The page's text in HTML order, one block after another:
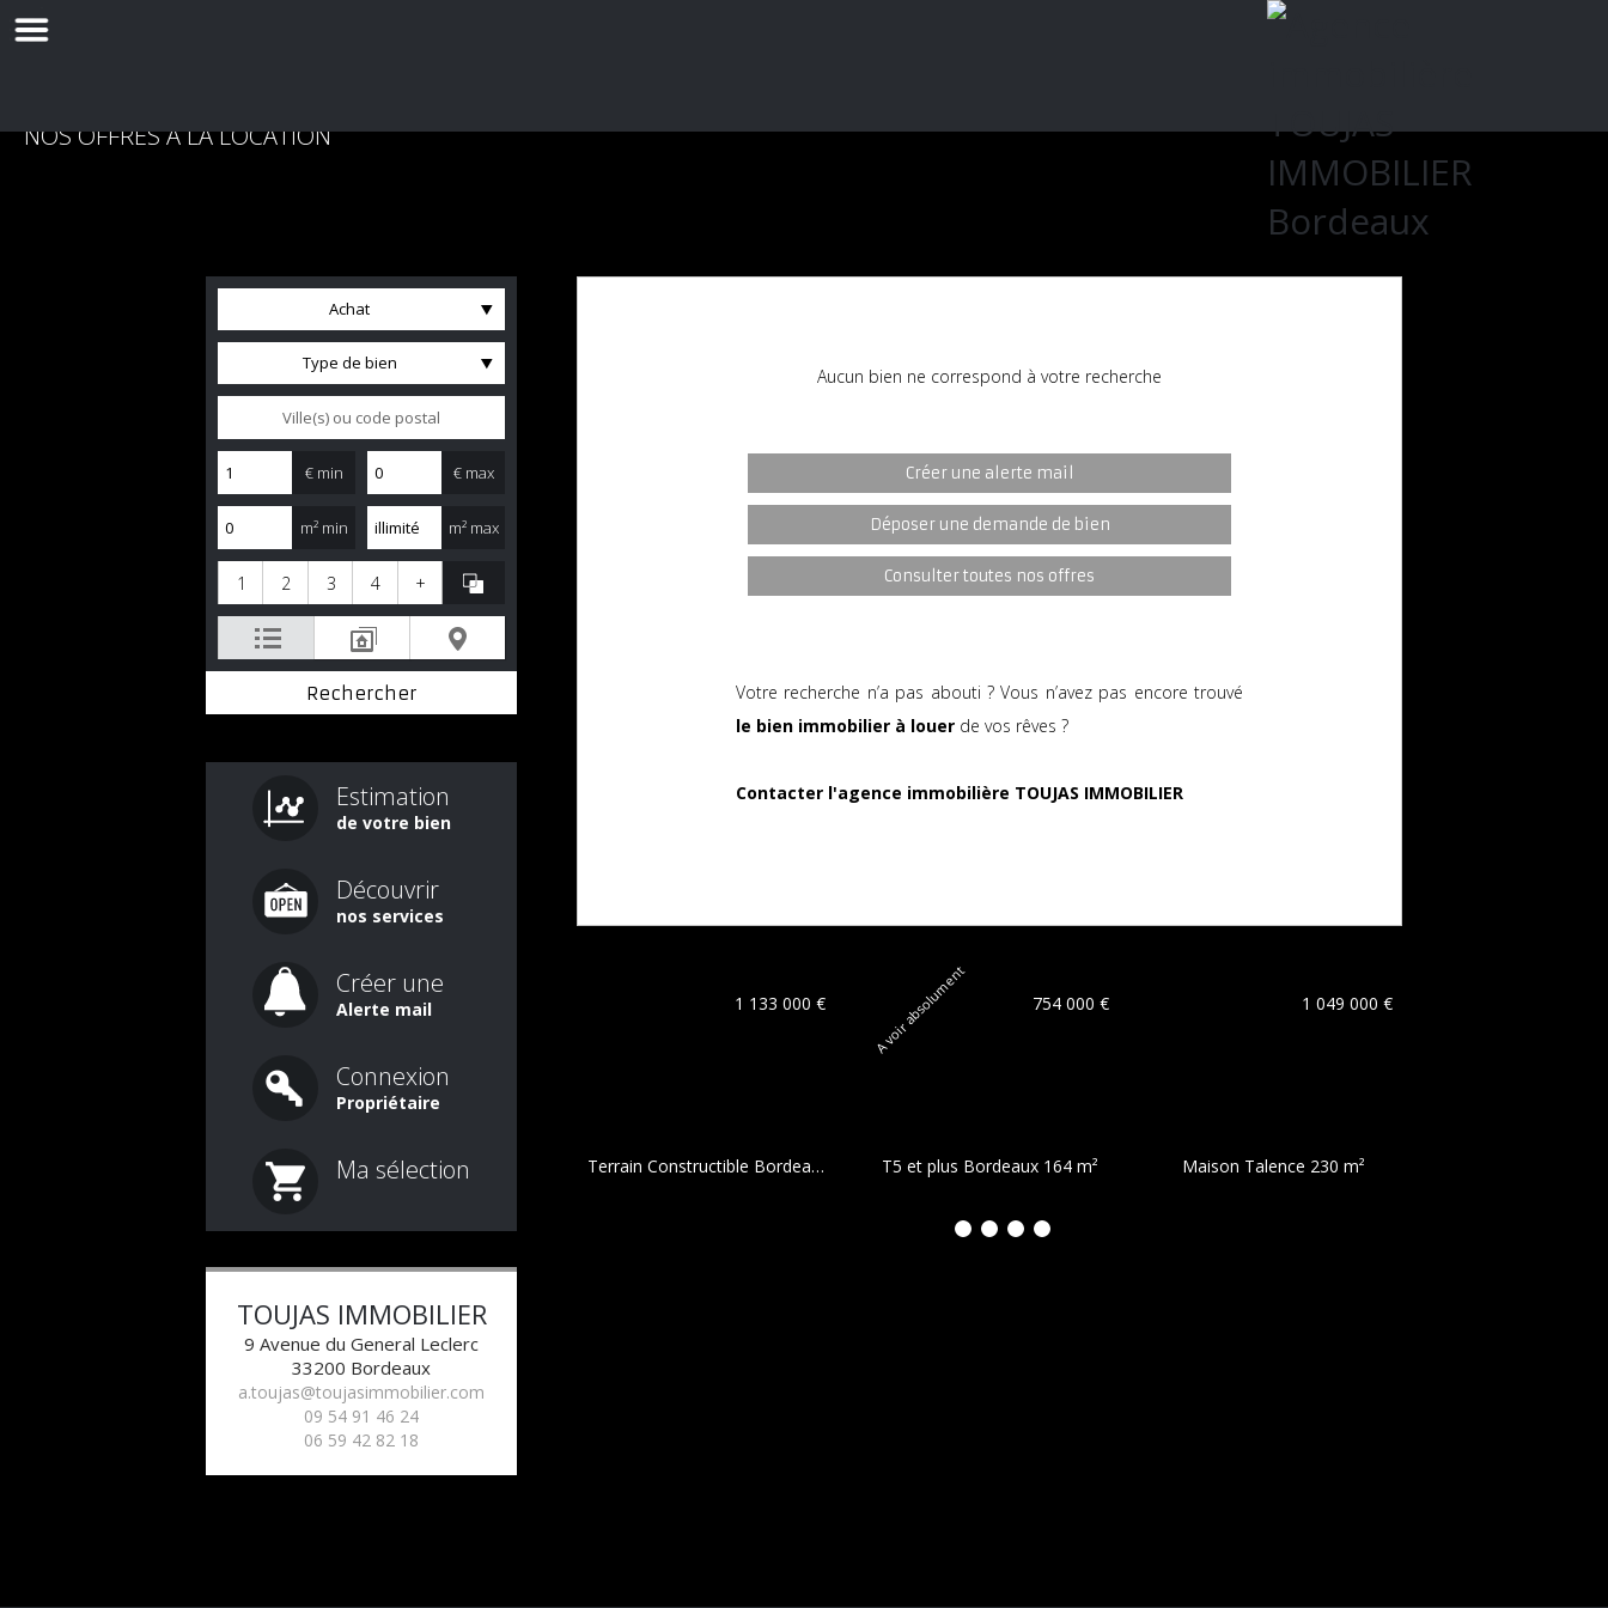
NOS OFFRES À LA LOCATION
Achat
Type de bien
€ min € max
m² min m² max
1 2 3 4 +
Estimation
de votre bien
Découvrir
nos services
Créer une
Alerte mail
Connexion
Propriétaire
Ma sélection
TOUJAS IMMOBILIER
9 Avenue du General Leclerc
33200 Bordeaux
a.toujas@toujasimmobilier.com
09 54 91 46 24
06 59 42 82 18
Aucun bien ne correspond à votre recherche
Créer une alerte mail
Déposer une demande de bien
Consulter toutes nos offres
Votre recherche n’a pas abouti ? Vous n’avez pas encore trouvé
le bien immobilier à louer de vos rêves ?
Contacter l'agence immobilière TOUJAS IMMOBILIER
1 133 000 €
Terrain Constructible Bordeaux 09 a 31 ca
A voir absolument 754 000 €
T5 et plus Bordeaux 164 m²
1 049 000 €
Maison Talence 230 m²
1 2 3 4 5